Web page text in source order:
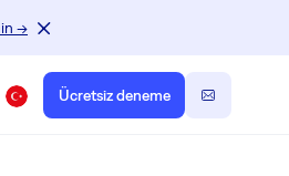
→
Ücretsiz deneme